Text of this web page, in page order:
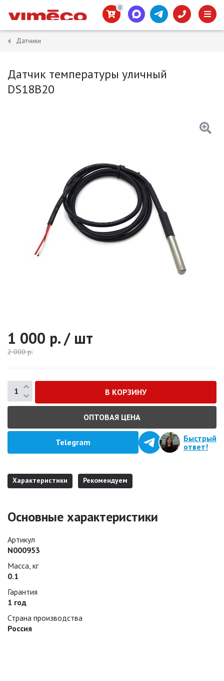
0
Датчики
Датчик температуры уличный
DS18B20
1 000 р. / шт
2 000р.
ОПТОВАЯ ЦЕНА
Telegram
Быстрый
ответ!
Характеристики Рекомендуем
Основные характеристики
Артикул
N000953
Масса, кг
0.1
Гарантия
1 год
Страна производства
Россия